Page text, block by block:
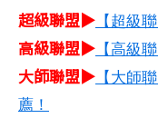
超級聯盟▶ 【超級
高級聯盟▶ 【高級
大師聯盟▶ 【大師
薦！